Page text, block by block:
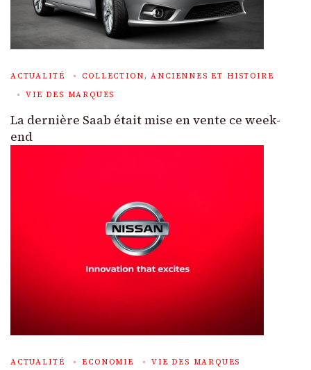
ACTUALITÉ
COLLECTION, ANCIENNES ET HISTOIRE
VIE DES MARQUES
La dernière Saab était mise en vente ce week-
end
ACTUALITÉ ECONOMIE VIE DES MARQUES